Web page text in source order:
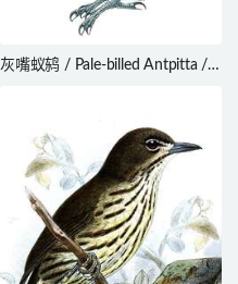
灰嘴蚁鸫 / Pale-billed Antpitta /